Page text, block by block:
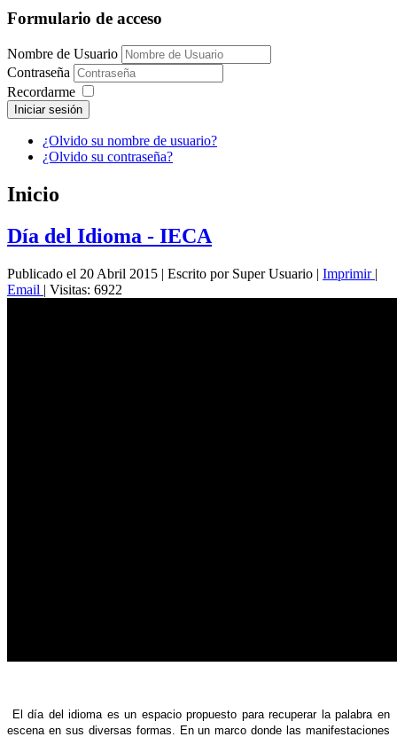
Formulario de acceso
Nombre de Usuario
Contraseña
Recordarme
Iniciar sesión
¿Olvido su nombre de usuario?
¿Olvido su contraseña?
Inicio
Día del Idioma - IECA
Publicado el 20 Abril 2015 | Escrito por Super Usuario | Imprimir |
Email | Visitas: 6922
El día del idioma es un espacio propuesto para recuperar la palabra en
escena en sus diversas formas. En un marco donde las manifestaciones